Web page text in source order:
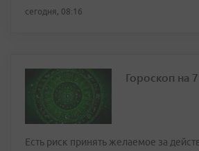
сегодня, 08:16
Гороскоп на 7
Есть риск принять желаемое за